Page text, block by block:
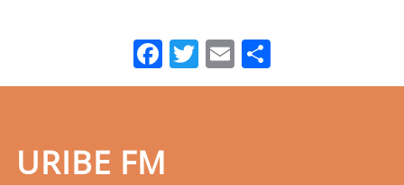
Facebook
Twitter
Email
URIBE FM